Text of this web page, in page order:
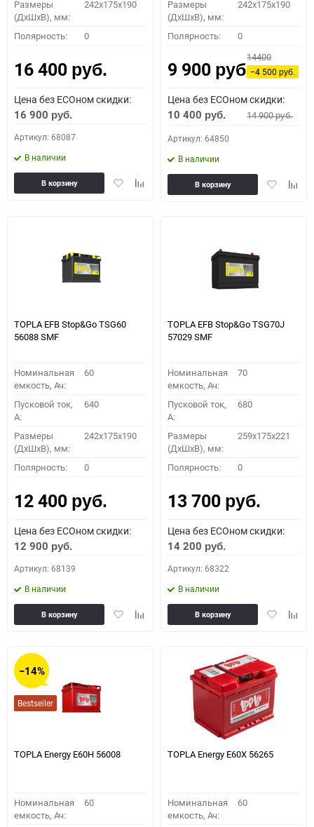
Размеры
(ДхШхВ), мм:
242x175x190
Полярность: 0
16 400 руб.
Цена без ECOном скидки:
16 900 руб.
Артикул: 68087
В наличии
ДобавитьДобавить
В корзину
Размеры
(ДхШхВ), мм:
242x175x190
Полярность: 0
9 900 руб.
14400
−4 500руб.
Цена без ECOном скидки:
10 400 руб. 14 900руб.
Артикул: 64850
В наличии
Добавить
В корзину
TOPLA EFB Stop&Go TSG60
56088 SMF
Номинальная
емкость, Ач:
60
Пусковой ток,
A:
640
Размеры
(ДхШхВ), мм:
242x175x190
Полярность: 0
12 400 руб.
Цена без ECOном скидки:
12 900 руб.
Артикул: 68139
В наличии
ДобавитьДобавить
В корзину
TOPLA EFB Stop&Go TSG70J
57029 SMF
Номинальная
емкость, Ач:
70
Пусковой ток,
A:
680
Размеры
(ДхШхВ), мм:
259x175x221
Полярность: 0
13 700 руб.
Цена без ECOном скидки:
14 200 руб.
Артикул: 68322
В наличии
Добавить
В корзину
−14%
Bestseller
TOPLA Energy E60H 56008
Номинальная
емкость, Ач:
60
TOPLA Energy E60X 56265
Номинальная
емкость, Ач:
60